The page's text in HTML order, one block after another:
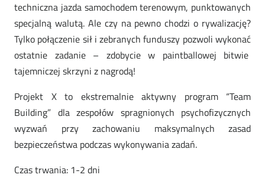
techniczna jazda samochodem terenowym, punktowanych
specjalną walutą. Ale czy na pewno chodzi o rywalizację?
Tylko połączenie sił i zebranych funduszy pozwoli wykonać
ostatnie zadanie – zdobycie w paintballowej bitwie
tajemniczej skrzyni z nagrodą!
Projekt X to ekstremalnie aktywny program “Team
Building” dla zespołów spragnionych psychofizycznych
wyzwań przy zachowaniu maksymalnych zasad
bezpieczeństwa podczas wykonywania zadań.
Czas trwania: 1-2 dni